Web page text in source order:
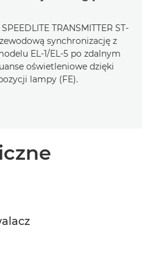
TRANSMITTER ST-
synchronizację z
EL-1/EL-5 po zdalnym
oświetleniowe dzięki
lampy (FE).